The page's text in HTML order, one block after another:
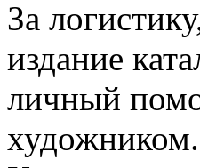
За
издание
личный